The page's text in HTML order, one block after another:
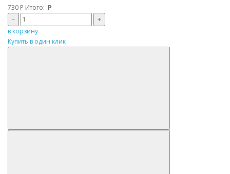
730 Р Итого: Р
–
+
в корзину
Купить в один клик